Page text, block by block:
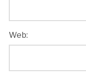
Web: